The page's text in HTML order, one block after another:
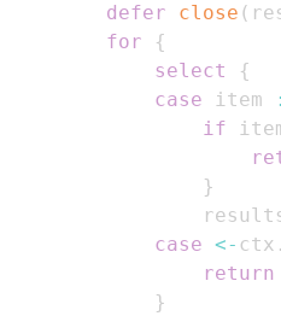
defer
close (
for
{
select
{
case item
if
}
case <- ctx .
return
}